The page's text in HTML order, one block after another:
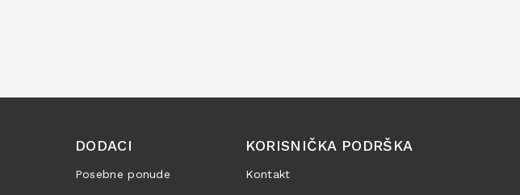
DODACI
Posebne ponude
KORISNIČKA PODRŠKA
Kontakt